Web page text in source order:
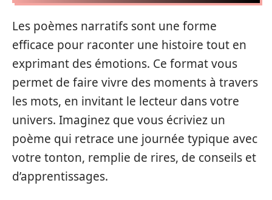
Les poèmes narratifs sont une forme
efficace pour raconter une histoire tout en
exprimant des émotions. Ce format vous
permet de faire vivre des moments à travers
les mots, en invitant le lecteur dans votre
univers. Imaginez que vous écriviez un
poème qui retrace une journée typique avec
votre tonton, remplie de rires, de conseils et
d’apprentissages.